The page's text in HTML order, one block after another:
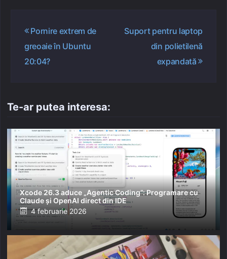
Navigare
articole
Pornire extrem de
greoaie în Ubuntu
20:04?
Suport pentru laptop
din polietilenă
expandată
Te-ar putea interesa:
Xcode 26.3 aduce „Agentic Coding”: Programare cu
Claude și OpenAI direct din IDE
Posted
4 februarie 2026